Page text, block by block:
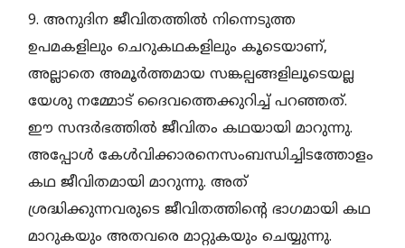
9. അനുദിന ജീവിതത്തില്‍ നിന്നെടുത്ത
ഉപമകളിലും ചെറുകഥകളിലും കൂടെയാണ്,
അല്ലാതെ അമൂര്‍ത്തമായ സങ്കല്പങ്ങളിലൂടെയല്ല
യേശു നമ്മോട് ദൈവത്തെക്കുറിച്ച് പറഞ്ഞത്.
ഈ സന്ദര്‍ഭത്തില്‍ ജീവിതം കഥയായി മാറുന്നു.
അപ്പോള്‍ കേള്‍വിക്കാരനെസംബന്ധിച്ചിടത്തോളം
കഥ ജീവിതമായി മാറുന്നു. അത്
ശ്രദ്ധിക്കുന്നവരുടെ ജീവിതത്തിന്റെ ഭാഗമായി കഥ
മാറുകയും അതവരെ മാറ്റുകയും ചെയ്യുന്നു.